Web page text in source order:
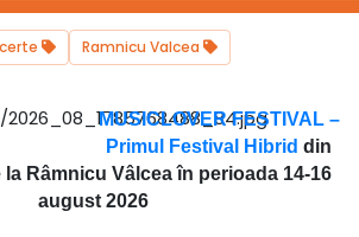
Ramnicu Valcea
MUSICLOVER FESTIVAL –
Primu l Festival Hibrid din
la Râmnicu Vâlcea în perioada 14-16
august 2026